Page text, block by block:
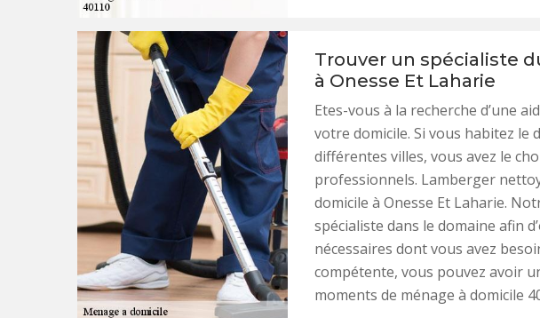
Trouver un spécialiste
à Onesse Et Laharie
Etes-vous à la recherche d’une
votre domicile. Si vous habitez le
différentes villes, vous avez le
professionnels. Lamberger
domicile à Onesse Et Laharie.
spécialiste dans le domaine afin
nécessaires dont vous avez
compétente, vous pouvez avoir
moments de ménage à domicile